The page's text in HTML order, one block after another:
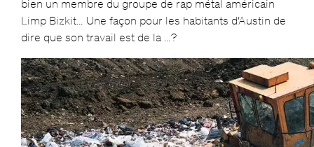
bien un membre du groupe de rap métal américain
Limp Bizkit… Une façon pour les habitants d’Austin de
dire que son travail est de la …?